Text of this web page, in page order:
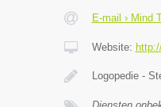
E-mail › Mind
Website:
Logopedie -